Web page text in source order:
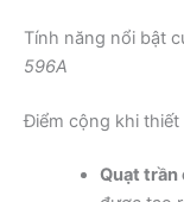
Tính năng nổi bật
596A
Điểm cộng khi thiết
Quạt trần